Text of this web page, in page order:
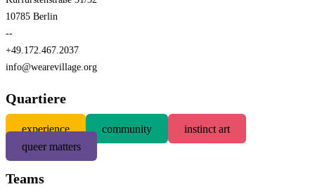
10785 Berlin
--
+49.172.467.2037
info@wearevillage.org
Quartiere
experience community
instinct art
queer matters
Teams